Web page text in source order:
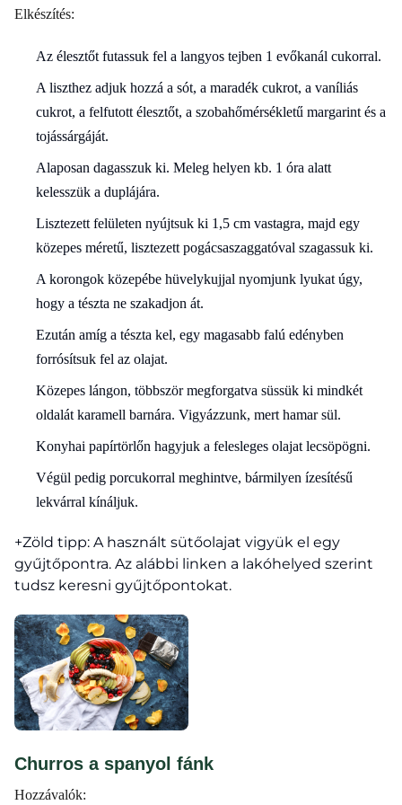
Elkészítés:
Az élesztőt futassuk fel a langyos tejben 1 evőkanál cukorral.
A liszthez adjuk hozzá a sót, a maradék cukrot, a vaníliás
cukrot, a felfutott élesztőt, a szobahőmérsékletű margarint és a
tojássárgáját.
Alaposan dagasszuk ki. Meleg helyen kb. 1 óra alatt
kelesszük a duplájára.
Lisztezett felületen nyújtsuk ki 1,5 cm vastagra, majd egy
közepes méretű, lisztezett pogácsaszaggatóval szagassuk ki.
A korongok közepébe hüvelykujjal nyomjunk lyukat úgy,
hogy a tészta ne szakadjon át.
Ezután amíg a tészta kel, egy magasabb falú edényben
forrósítsuk fel az olajat.
Közepes lángon, többször megforgatva süssük ki mindkét
oldalát karamell barnára. Vigyázzunk, mert hamar sül.
Konyhai papírtörlőn hagyjuk a felesleges olajat lecsöpögni.
Végül pedig porcukorral meghintve, bármilyen ízesítésű
lekvárral kínáljuk.
+Zöld tipp: A használt sütőolajat vigyük el egy
gyűjtőpontra. Az alábbi linken a lakóhelyed szerint
tudsz keresni gyűjtőpontokat.
Churros a spanyol fánk
Hozzávalók: